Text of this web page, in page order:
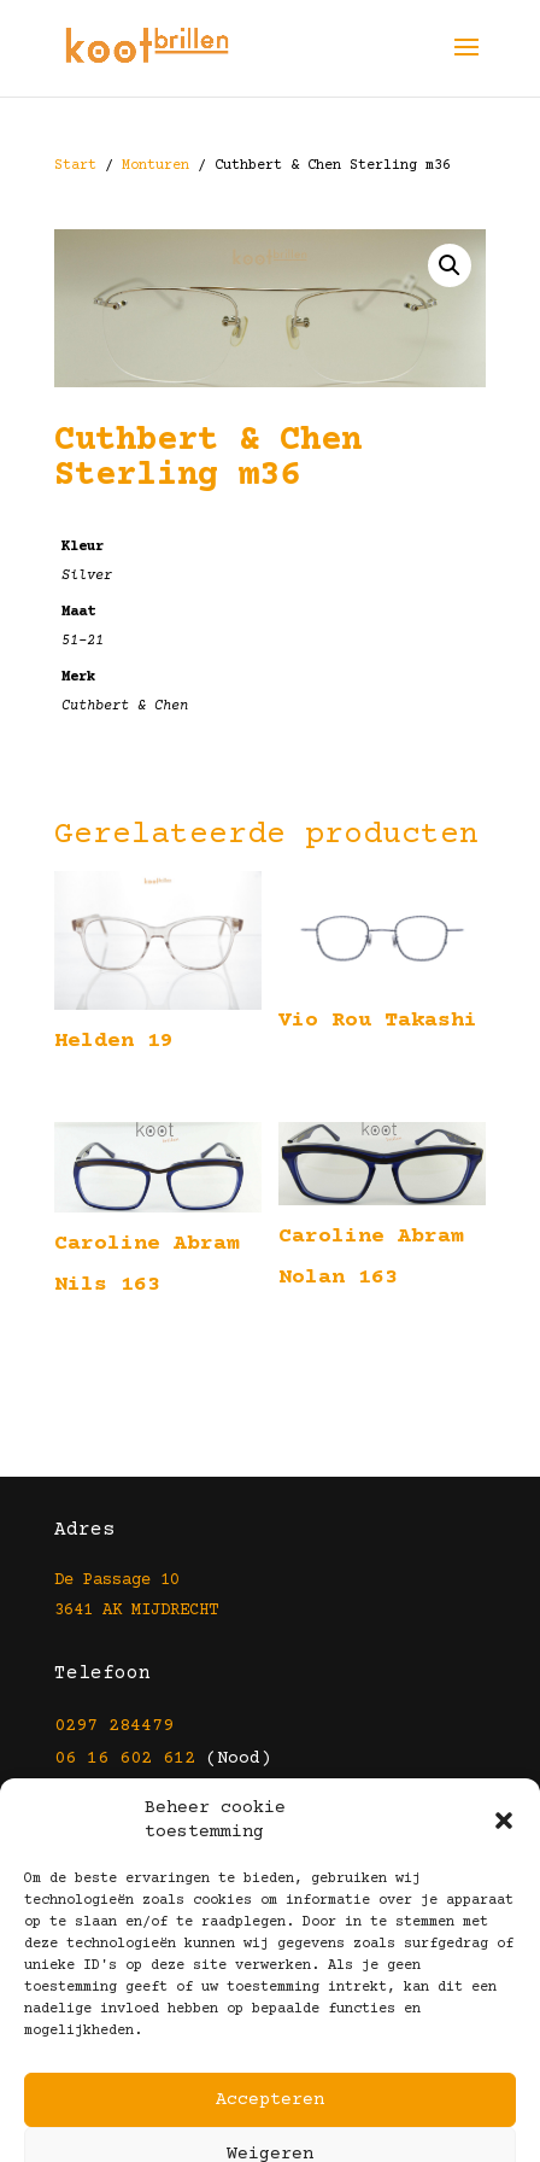
Beheer cookie
toestemming
Om de beste ervaringen te bieden, gebruiken wij
technologieën zoals cookies om informatie over je apparaat
op te slaan en/of te raadplegen. Door in te stemmen met
deze technologieën kunnen wij gegevens zoals surfgedrag of
unieke ID's op deze site verwerken. Als je geen
toestemming geeft of uw toestemming intrekt, kan dit een
nadelige invloed hebben op bepaalde functies en
mogelijkheden.
Accepteren
Weigeren
Start/ Monturen/ Cuthbert & Chen Sterling m36
Cuthbert & Chen
Sterling m36
Kleur
Silver
Maat
51-21
Merk
Cuthbert & Chen
Gerelateerde producten
Helden 19
Vio Rou Takashi
Caroline Abram
Nils 163
Caroline Abram
Nolan 163
Adres
De Passage 10
3641 AK MIJDRECHT
Telefoon
0297 284479
06 16 602 612 (Nood)
info@kootbrillen.nl
Volg Ons!
Copyright © 2025 Koot Brillen